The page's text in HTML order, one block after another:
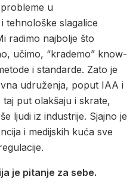
u
tehnološke slagalice
radimo najbolje što
učimo, “krademo” know-
i standarde. Zato je
udruženja, poput IAA i
taj put olakšaju i skrate,
ljudi iz industrije. Sjajno je
i medijskih kuća sve
je pitanje za sebe.